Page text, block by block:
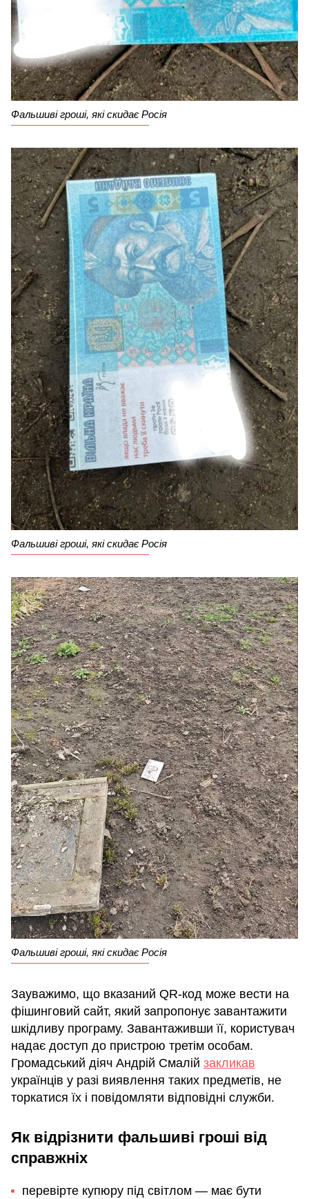
Фальшиві гроші, які скидає Росія
Фальшиві гроші, які скидає Росія
Фальшиві гроші, які скидає Росія
Зауважимо, що вказаний QR-код може вести на
фішинговий сайт, який запропонує завантажити
шкідливу програму. Завантаживши її, користувач
надає доступ до пристрою третім особам.
Громадський діяч Андрій Смалій закликав
українців у разі виявлення таких предметів, не
торкатися їх і повідомляти відповідні служби.
Як відрізнити фальшиві гроші від
справжніх
перевірте купюру під світлом — має бути